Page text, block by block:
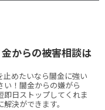
からの被害相談は
止めたいなら闇金に強い
い！闇金からの嫌がら
日ストップしてくれま
決ができます。